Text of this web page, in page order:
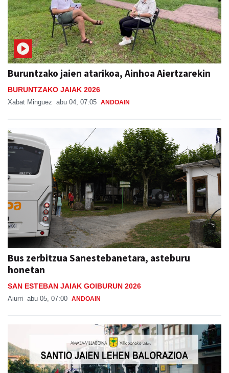
Buruntzako jaien atarikoa, Ainhoa Aiertzarekin
BURUNTZAKO JAIAK 2026
Xabat Minguez abu 04, 07:05 ANDOAIN
Bus zerbitzua Sanestebanetara, asteburu
honetan
SAN ESTEBAN JAIAK GOIBURUN 2026
Aiurri abu 05, 07:00 ANDOAIN